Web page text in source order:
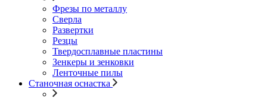
Фрезы по металлу
Сверла
Развертки
Резцы
Твердосплавные пластины
Зенкеры и зенковки
Ленточные пилы
Станочная оснастка